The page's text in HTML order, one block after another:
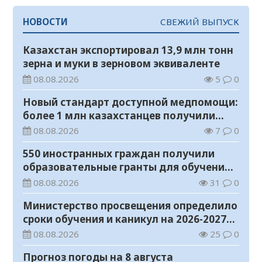
НОВОСТИ СВЕЖИЙ ВЫПУСК
Казахстан экспортировал 13,9 млн тонн
зерна и муки в зерновом эквиваленте
08.08.2026 5 0
Новый стандарт доступной медпомощи:
более 1 млн казахстанцев получили
телемедицинские услуги
08.08.2026 7 0
550 иностранных граждан получили
образовательные гранты для обучения в
Казахстане
08.08.2026 31 0
Министерство просвещения определило
сроки обучения и каникул на 2026-2027
учебный год
08.08.2026 25 0
Прогноз погоды на 8 августа